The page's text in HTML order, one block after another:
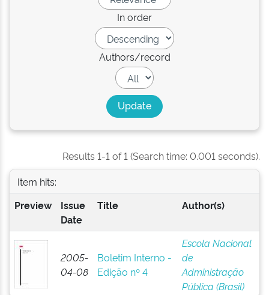
In order
Authors/record
Results 1-1 of 1 (Search time: 0.001 seconds).
Item hits:
Preview
Issue
Date
Title Author(s)
2005-
04-08
Boletim Interno -
Edição nº 4
Escola Nacional
de
Administração
Pública (Brasil)